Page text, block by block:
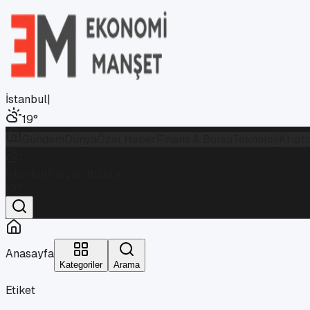
İstanbul|
19°
Anasayfa
Kategoriler Arama
Etiket